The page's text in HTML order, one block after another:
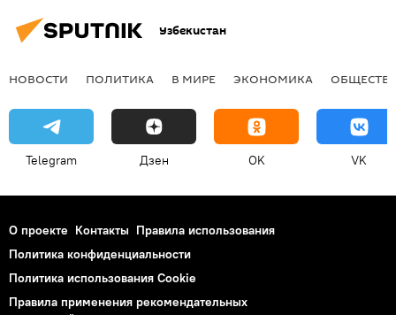
Узбекистан
НОВОСТИ ПОЛИТИКА В МИРЕ ЭКОНОМИКА
Telegram Дзен OK VK
О проекте Контакты Правила использования
Политика конфиденциальности
Политика использования Cookie
Правила применения рекомендательных